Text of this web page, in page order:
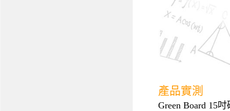
產品實測
Green Board 15